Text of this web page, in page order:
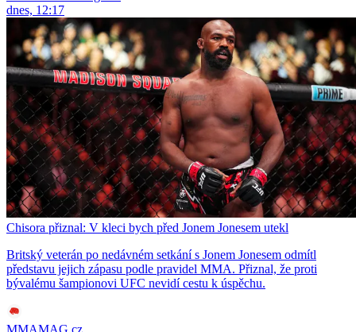
dnes, 12:17
Chisora přiznal: V kleci bych před Jonem Jonesem utekl
Britský veterán po nedávném setkání s Jonem Jonesem odmítl
představu jejich zápasu podle pravidel MMA. Přiznal, že proti
bývalému šampionovi UFC nevidí cestu k úspěchu.
MMAMAG.cz